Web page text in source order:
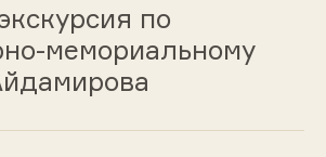
по
мемориальному